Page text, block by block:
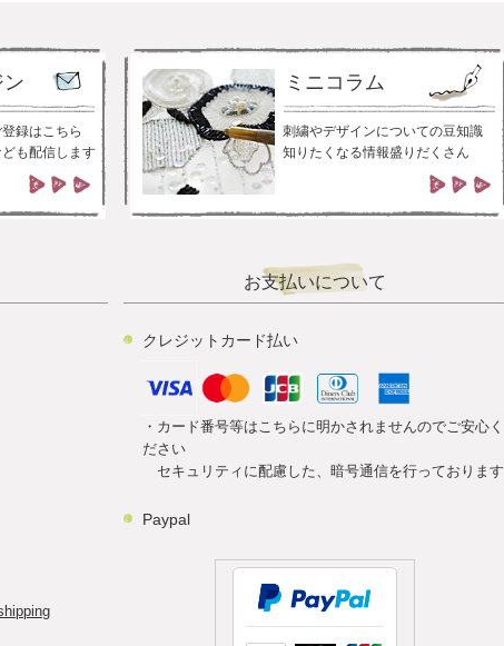
録はこちら
も配信します
ミニコラム
刺繍やデザインについての豆知識
知りたくなる情報盛りだくさん
お支払いについて
クレジットカード払い
・カード番号等はこちらに明かされませんのでご安心く
ださい
セキュリティに配慮した、暗号通信を行っております
Paypal